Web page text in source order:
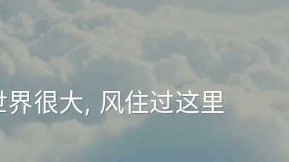
界很大, 风住过这里|